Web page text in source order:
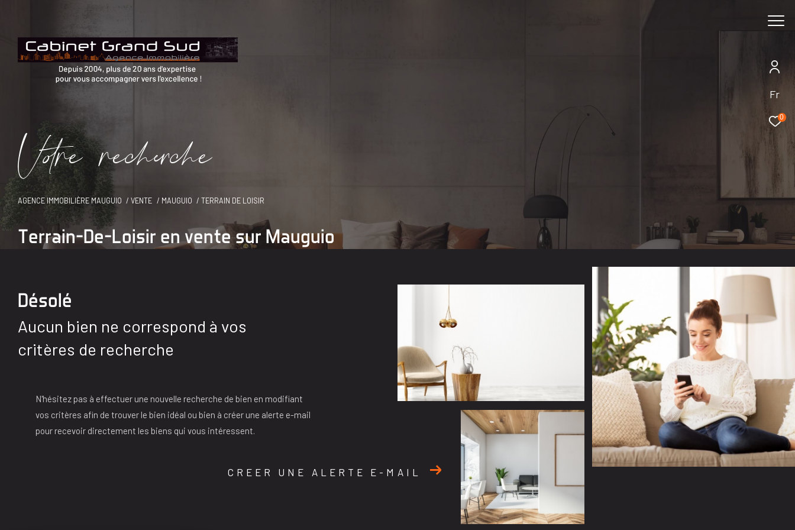
Fr
0
Vore recece
AGENCE IMMOBILIÈRE MAUGUIO VENTE MAUGUIO TERRAIN DE LOISIR
Terrain-De-Loisir en vente sur Mauguio
Désolé
Aucun bien ne correspond à vos
critères de recherche
N'hésitez pas à effectuer une nouvelle recherche de bien en modifiant
vos critères afin de trouver le bien idéal ou bien à créer une alerte e-mail
pour recevoir directement les biens qui vous intéressent.
CREER UNE ALERTE E-MAIL